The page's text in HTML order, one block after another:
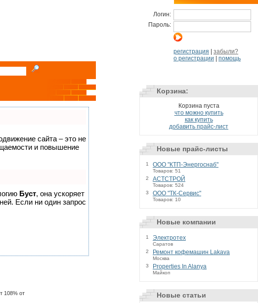
Логин:
Пароль:
регистрация
забыли?
о регистрации
помощь
сайта – это не
и повышение
Буст, она ускоряет
Если ни один запрос
108% от
Корзина:
Корзина пуста
что можно купить
как купить
добавить прайс-лист
Новые прайс-листы
1 ООО "КТП-Энергоснаб"
Товаров: 51
2
АСТСТРОЙ
Товаров: 524
3
ООО "ТК-Сервис"
Товаров: 10
Новые компании
1 Электротех
Саратов
2
Ремонт кофемашин Lakava
Москва
3
Properties In Alanya
Майкоп
Новые статьи